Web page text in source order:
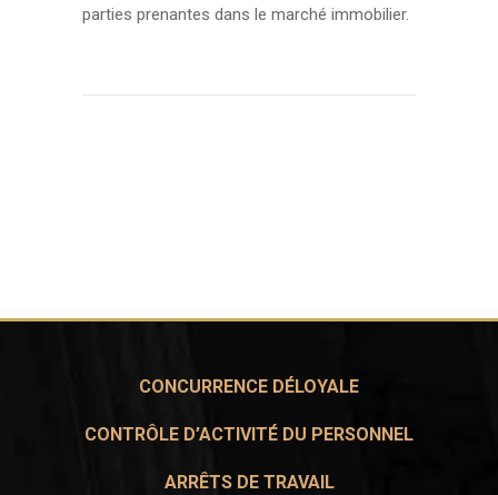
parties prenantes dans le marché immobilier.
CONCURRENCE DÉLOYALE
CONTRÔLE D’ACTIVITÉ DU PERSONNEL
ARRÊTS DE TRAVAIL